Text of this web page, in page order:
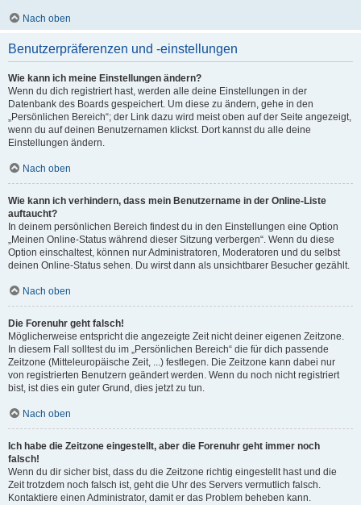
Nach oben
Benutzerpräferenzen und -einstellungen
Wie kann ich meine Einstellungen ändern?
Wenn du dich registriert hast, werden alle deine Einstellungen in der
Datenbank des Boards gespeichert. Um diese zu ändern, gehe in den
„Persönlichen Bereich“; der Link dazu wird meist oben auf der Seite angezeigt,
wenn du auf deinen Benutzernamen klickst. Dort kannst du alle deine
Einstellungen ändern.
Nach oben
Wie kann ich verhindern, dass mein Benutzername in der Online-Liste
auftaucht?
In deinem persönlichen Bereich findest du in den Einstellungen eine Option
„Meinen Online-Status während dieser Sitzung verbergen“. Wenn du diese
Option einschaltest, können nur Administratoren, Moderatoren und du selbst
deinen Online-Status sehen. Du wirst dann als unsichtbarer Besucher gezählt.
Nach oben
Die Forenuhr geht falsch!
Möglicherweise entspricht die angezeigte Zeit nicht deiner eigenen Zeitzone.
In diesem Fall solltest du im „Persönlichen Bereich“ die für dich passende
Zeitzone (Mitteleuropäische Zeit, ...) festlegen. Die Zeitzone kann dabei nur
von registrierten Benutzern geändert werden. Wenn du noch nicht registriert
bist, ist dies ein guter Grund, dies jetzt zu tun.
Nach oben
Ich habe die Zeitzone eingestellt, aber die Forenuhr geht immer noch
falsch!
Wenn du dir sicher bist, dass du die Zeitzone richtig eingestellt hast und die
Zeit trotzdem noch falsch ist, geht die Uhr des Servers vermutlich falsch.
Kontaktiere einen Administrator, damit er das Problem beheben kann.